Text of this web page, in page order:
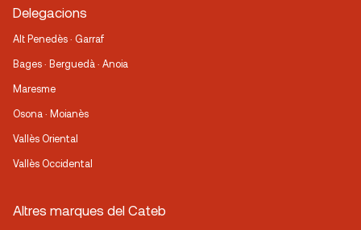
Delegacions
Alt Penedès · Garraf
Bages · Berguedà · Anoia
Maresme
Osona · Moianès
Vallès Oriental
Vallès Occidental
Altres marques del Cateb